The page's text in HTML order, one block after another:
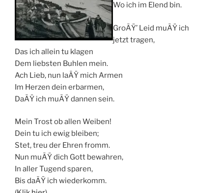
Wo ich im Elend bin.
GroÃŸ’ Leid muÃŸ ich
jetzt tragen,
Das ich allein tu klagen
Dem liebsten Buhlen mein.
Ach Lieb, nun laÃŸ mich Armen
Im Herzen dein erbarmen,
DaÃŸ ich muÃŸ dannen sein.
Mein Trost ob allen Weiben!
Dein tu ich ewig bleiben;
Stet, treu der Ehren fromm.
Nun muÃŸ dich Gott bewahren,
In aller Tugend sparen,
Bis daÃŸ ich wiederkomm.